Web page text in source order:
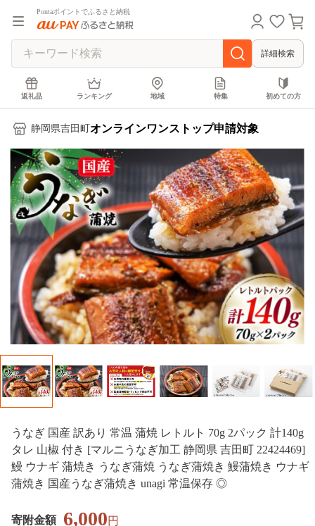
Pontaポイントでふるさと納税
詳細検索
返礼品 ランキング 地域 特集 初めての方
静岡県吉田町 オンラインワンストップ申請対象
うなぎ 国産 訳あり 常温 蒲焼 レトルト 70g 2パック 計140g
タレ 山椒 付き [マルニうなぎ加工 静岡県 吉田町 22424469]
鰻 ウナギ 蒲焼き うなぎ蒲焼 うなぎ蒲焼き 鰻蒲焼き ウナギ
蒲焼き 国産うなぎ蒲焼き unagi 常温保存 ◎
寄附金額 6,000円